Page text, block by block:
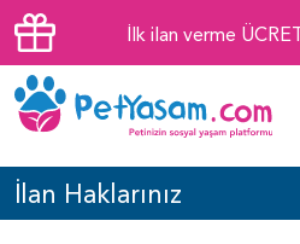
İlk ilan verme
İlan Haklarınız